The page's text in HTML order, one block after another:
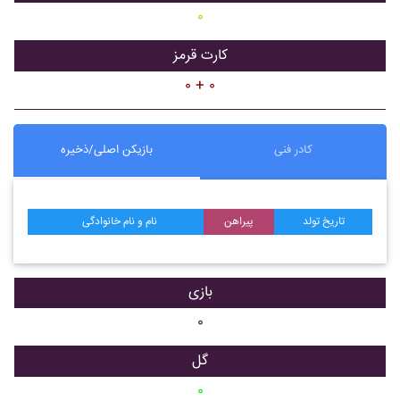
۰
کارت قرمز
۰ + ۰
بازیکن اصلی/ذخیره کادر فنی
نام و نام خانوادگی پیراهن تاریخ تولد
بازی
۰
گل
۰